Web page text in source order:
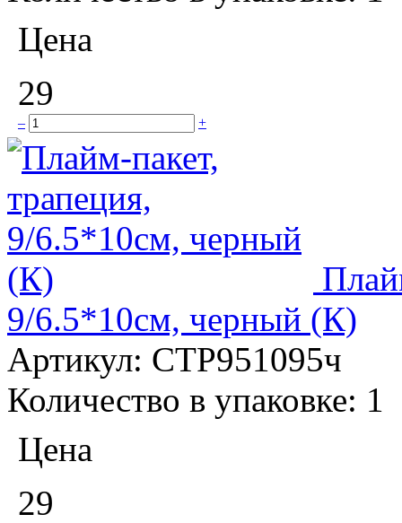
Цена
29
– +
9/6.5*10см, черный (К)
Артикул: СТР951095ч
Количество в упаковке: 1
Цена
29